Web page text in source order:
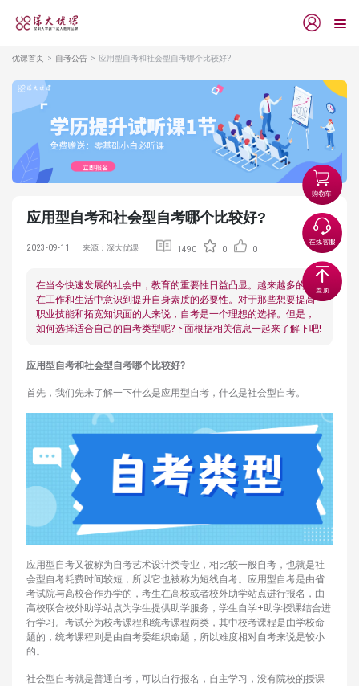
优课首页 自考公告 应用型自考和社会型自考哪个比较好?
应用型自考和社会型自考哪个比较好?
2023-09-11 来源：深大优课 1490 0 0
在当今快速发展的社会中，教育的重要性日益凸显。越来越多的人
在工作和生活中意识到提升自身素质的必要性。对于那些想要提高
职业技能和拓宽知识面的人来说，自考是一个理想的选择。但是，
如何选择适合自己的自考类型呢?下面根据相关信息一起来了解下吧!
应用型自考和社会型自考哪个比较好?
首先，我们先来了解一下什么是应用型自考，什么是社会型自考。
应用型自考又被称为自考艺术设计类专业，相比较一般自考，也就是社
会型自考耗费时间较短，所以它也被称为短线自考。应用型自考是由省
考试院与高校合作办学的，考生在高校或者校外助学站点进行报名，由
高校联合校外助学站点为学生提供助学服务，学生自学+助学授课结合进
行学习。考试分为校考课程和统考课程两类，其中校考课程是由学校命
题的，统考课程则是由自考委组织命题，所以难度相对自考来说是较小
的。
社会型自考就是普通自考，可以自行报名，自主学习，没有院校的授课